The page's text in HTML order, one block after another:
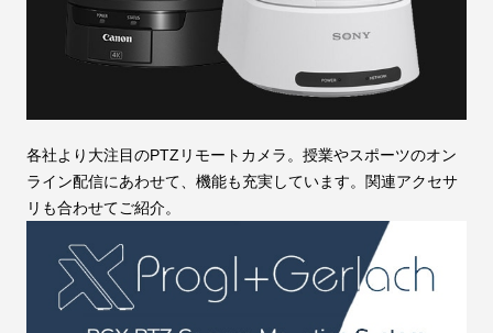
各社より大注目のPTZリモートカメラ。授業やスポーツのオン
ライン配信にあわせて、機能も充実しています。関連アクセサ
リも合わせてご紹介。